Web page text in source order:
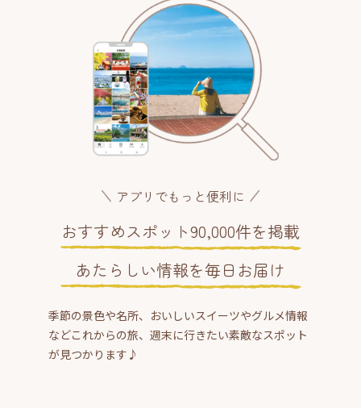
アプリでもっと便利に
おすすめスポット90,000件を掲載
あたらしい情報を毎日お届け
季節の景色や名所、おいしいスイーツやグルメ情報
などこれからの旅、週末に行きたい素敵なスポット
が見つかります♪